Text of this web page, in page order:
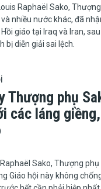
Raphaël Sako,
nhiều nước khác, đã
giáo tại Iraq và Iran,
bị diễn giải sai lệch.
Thượng phụ
các láng
Sako, Thượng
Giáo hội này không